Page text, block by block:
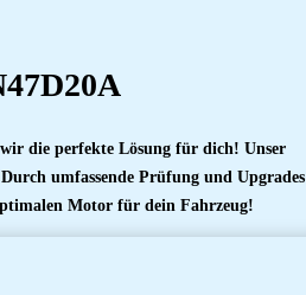
die perfekte Lösung für dich! Unser
umfassende Prüfung und Upgrades
Motor für dein Fahrzeug!